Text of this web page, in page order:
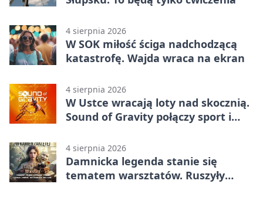
4 sierpnia 2026
W SOK miłość ściga nadchodzącą
katastrofę. Wajda wraca na ekran
4 sierpnia 2026
W Ustce wracają loty nad skocznią.
Sound of Gravity połączy sport i
4 sierpnia 2026
Damnicka legenda stanie się
tematem warsztatów. Ruszyły